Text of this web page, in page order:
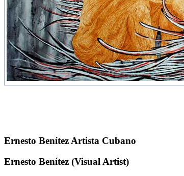
Ernesto Benítez Artista Cubano
Ernesto Benítez (Visual Artist)